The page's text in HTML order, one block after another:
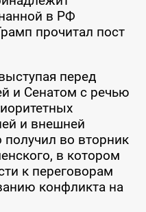
в РФ
прочитал пост
перед
и Сенатом с речью
и внешней
во вторник
в котором
к переговорам
конфликта на